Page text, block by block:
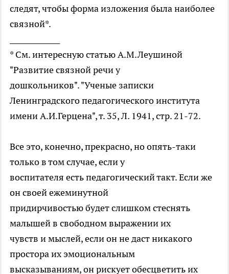
следят, чтобы форма изложения была наиболее
связной*.
* См. интересную статью А.М.Леушиной
"Развитие связной речи у
дошкольников". "Ученые записки
Ленинградского педагогического института
имени А.И.Герцена", т. 35, Л. 1941, стр. 21-72.
Все это, конечно, прекрасно, но опять-таки
только в том случае, если у
воспитателя есть педагогический такт. Если же
он своей ежеминутной
придирчивостью будет слишком стеснять
малышей в свободном выражении их
чувств и мыслей, если он не даст никакого
простора их эмоциональным
высказываниям, он рискует обесцветить их